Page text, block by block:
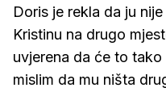
Doris je rekla da ju
Kristinu na drugo
uvjerena da će to
mislim da mu ništa